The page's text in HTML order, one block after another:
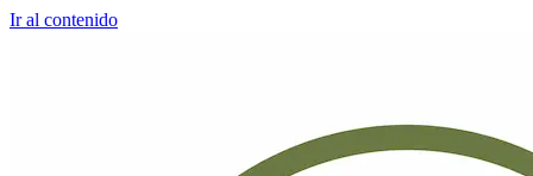
Ir al contenido